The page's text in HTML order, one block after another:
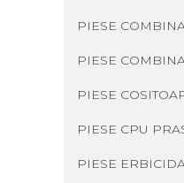
PIESE
PIESE
PIESE
PIESE CPU
PIESE